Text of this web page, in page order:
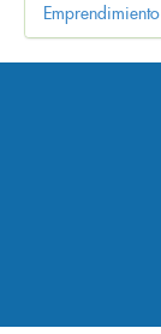
Emprendimiento